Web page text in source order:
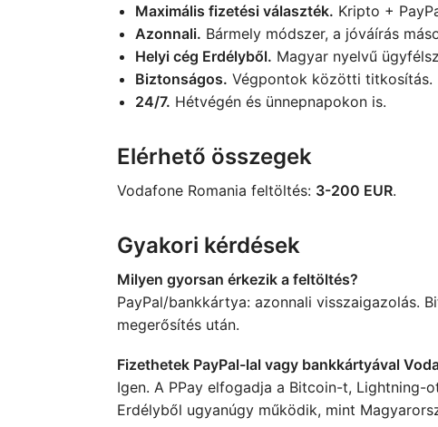
Maximális fizetési választék. Kripto +
Azonnali. Bármely módszer, a jóváírás
Helyi cég Erdélyből. Magyar nyelvű
Biztonságos. Végpontok közötti titkosítás.
24/7. Hétvégén és ünnepnapokon is.
Elérhető összegek
Vodafone Romania feltöltés: 3-200 EUR.
Gyakori kérdések
Milyen gyorsan érkezik a feltöltés?
PayPal/bankkártya: azonnali visszaigazolás.
megerősítés után.
Fizethetek PayPal-lal vagy bankkártyával
Igen. A PPay elfogadja a Bitcoin-t,
Erdélyből ugyanúgy működik, mint